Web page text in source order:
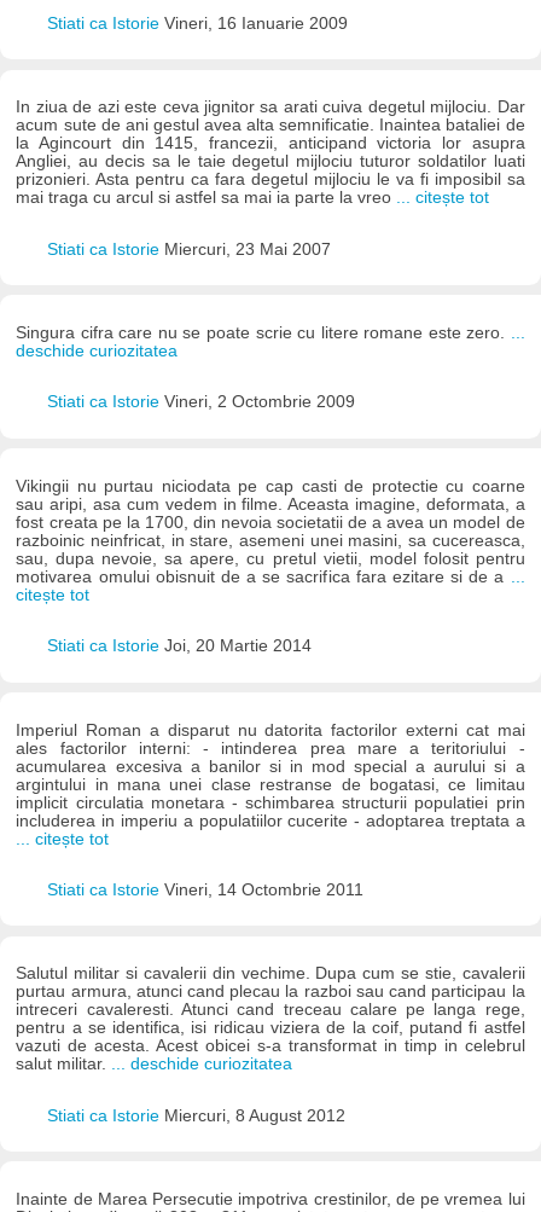
Stiati ca Istorie Vineri, 16 Ianuarie 2009
In ziua de azi este ceva jignitor sa arati cuiva degetul mijlociu. Dar
acum sute de ani gestul avea alta semnificatie. Inaintea bataliei de
la Agincourt din 1415, francezii, anticipand victoria lor asupra
Angliei, au decis sa le taie degetul mijlociu tuturor soldatilor luati
prizonieri. Asta pentru ca fara degetul mijlociu le va fi imposibil sa
mai traga cu arcul si astfel sa mai ia parte la vreo ... citește tot
Stiati ca Istorie Miercuri, 23 Mai 2007
Singura cifra care nu se poate scrie cu litere romane este zero. ...
deschide curiozitatea
Stiati ca Istorie Vineri, 2 Octombrie 2009
Vikingii nu purtau niciodata pe cap casti de protectie cu coarne
sau aripi, asa cum vedem in filme. Aceasta imagine, deformata, a
fost creata pe la 1700, din nevoia societatii de a avea un model de
razboinic neinfricat, in stare, asemeni unei masini, sa cucereasca,
sau, dupa nevoie, sa apere, cu pretul vietii, model folosit pentru
motivarea omului obisnuit de a se sacrifica fara ezitare si de a
citește tot
Stiati ca Istorie Joi, 20 Martie 2014
Imperiul Roman a disparut nu datorita factorilor externi cat mai
ales factorilor interni: - intinderea prea mare a teritoriului -
acumularea excesiva a banilor si in mod special a aurului si a
argintului in mana unei clase restranse de bogatasi, ce limitau
implicit circulatia monetara - schimbarea structurii populatiei prin
includerea in imperiu a populatiilor cucerite - adoptarea treptata a
... citește tot
Stiati ca Istorie Vineri, 14 Octombrie 2011
Salutul militar si cavalerii din vechime. Dupa cum se stie, cavalerii
purtau armura, atunci cand plecau la razboi sau cand participau la
intreceri cavaleresti. Atunci cand treceau calare pe langa rege,
pentru a se identifica, isi ridicau viziera de la coif, putand fi astfel
vazuti de acesta. Acest obicei s-a transformat in timp in celebrul
salut militar. ... deschide curiozitatea
Stiati ca Istorie Miercuri, 8 August 2012
Inainte de Marea Persecutie impotriva crestinilor, de pe vremea lui